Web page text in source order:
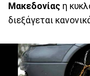
Μακεδονίας η
διεξάγεται